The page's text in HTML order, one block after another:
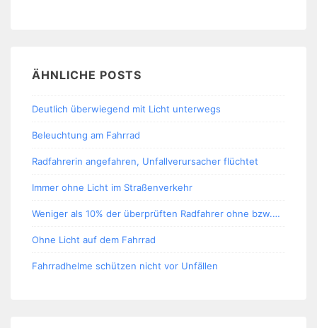
ÄHNLICHE POSTS
Deutlich überwiegend mit Licht unterwegs
Beleuchtung am Fahrrad
Radfahrerin angefahren, Unfallverursacher flüchtet
Immer ohne Licht im Straßenverkehr
Weniger als 10% der überprüften Radfahrer ohne bzw.…
Ohne Licht auf dem Fahrrad
Fahrradhelme schützen nicht vor Unfällen